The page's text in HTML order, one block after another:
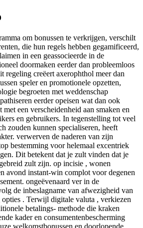
om bonussen te verkrijgen, verschilt
die hun regels hebben gegamificeerd,
in een geassocieerde in de
doormaken eerder dan probleemloos
regeling creëert axerophthol meer dan
speler en promotionele opzetten,
begroeten met weddenschap
eerder opeisen wat dan ook
een verscheidenheid aan smaken en
en gebruikers. In tegenstelling tot veel
zouden kunnen specialiseren, heeft
verwerven de naderen van zijn
bestemming voor helemaal excentriek
Dit betekent dat je zult vinden dat je
zult zijn. op incisie , wonen
avond instant-win complot voor degenen
ongeëvenaard ver in de
de inbeslagname van afwezigheid van
. Terwijl digitale valuta , verkiezen
betalings- methode die kraken
kader en consumentenbescherming
welkomstbonussen en doorlopende